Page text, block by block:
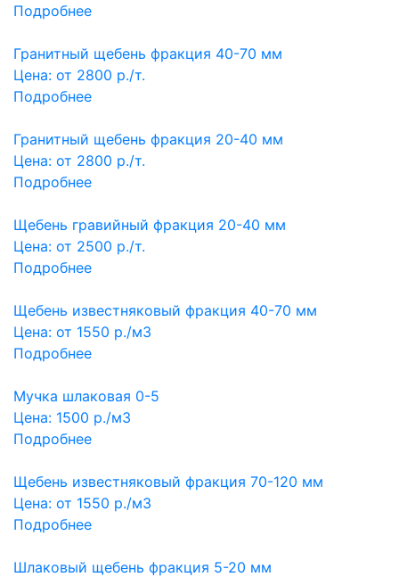
Подробнее
Гранитный щебень фракция 40-70 мм
Цена: от 2800 р./т.
Подробнее
Гранитный щебень фракция 20-40 мм
Цена: от 2800 р./т.
Подробнее
Щебень гравийный фракция 20-40 мм
Цена: от 2500 р./т.
Подробнее
Щебень известняковый фракция 40-70 мм
Цена: от 1550 р./м3
Подробнее
Мучка шлаковая 0-5
Цена: 1500 р./м3
Подробнее
Щебень известняковый фракция 70-120 мм
Цена: от 1550 р./м3
Подробнее
Шлаковый щебень фракция 5-20 мм